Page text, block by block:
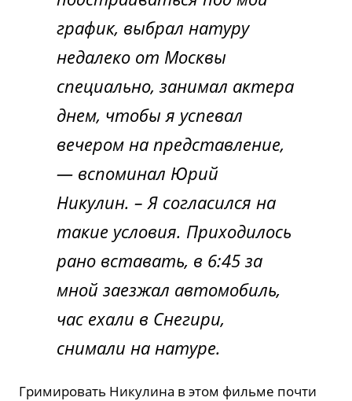
график, выбрал натуру
недалеко от Москвы
специально, занимал актера
днем, чтобы я успевал
вечером на представление,
— вспоминал Юрий
Никулин. – Я согласился на
такие условия. Приходилось
рано вставать, в 6:45 за
мной заезжал автомобиль,
час ехали в Снегири,
снимали на натуре.
Гримировать Никулина в этом фильме почти